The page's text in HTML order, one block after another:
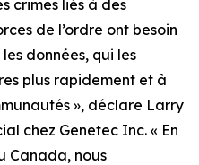
crimes liés à des
de l’ordre ont besoin
les données, qui les
plus rapidement et à
», déclare Larry
chez Genetec Inc. « En
Canada, nous